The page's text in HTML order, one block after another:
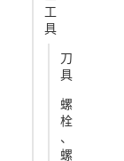
工
具
刀
具
螺
栓
、
螺